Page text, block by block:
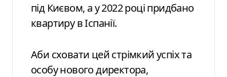
під Києвом, а у 2022 році придбано
квартиру в Іспанії.
Аби сховати цей стрімкий успіх та
особу нового директора,